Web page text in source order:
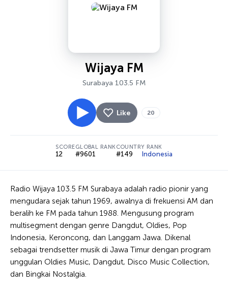
Wijaya FM
Surabaya 103.5 FM
Like 20
SCORE
12
GLOBAL RANK
#9601
COUNTRY RANK
#149 Indonesia
Radio Wijaya 103.5 FM Surabaya adalah radio pionir yang
mengudara sejak tahun 1969, awalnya di frekuensi AM dan
beralih ke FM pada tahun 1988. Mengusung program
multisegment dengan genre Dangdut, Oldies, Pop
Indonesia, Keroncong, dan Langgam Jawa. Dikenal
sebagai trendsetter musik di Jawa Timur dengan program
unggulan Oldies Music, Dangdut, Disco Music Collection,
dan Bingkai Nostalgia.